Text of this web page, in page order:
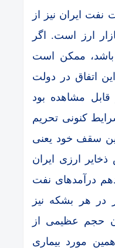
ایران نیز از
ارز است. اگر
باشد، ممکن است
اتفاق در دولت
مشاهده بود
کنونی تحریم
سقف خود یعنی
ذخایر ارزی ایران
درآمدهای نفت
نجومی ۱۵۰ دلار در هر بشکه نیز
حجم عظیمی از
مورد بیماری